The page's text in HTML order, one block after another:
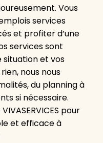
Vous
services
et profiter d’une
services sont
et vos
nous nous
du planning à
si nécessaire.
pour
et efficace à